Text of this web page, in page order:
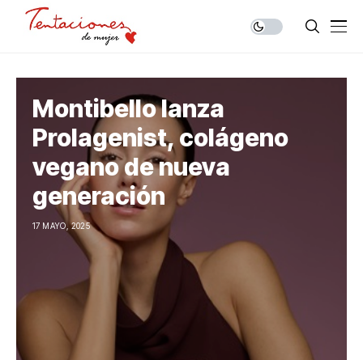
Montibello lanza
Prolagenist, colágeno
vegano de nueva
generación
17 MAYO, 2025